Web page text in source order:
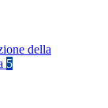
della
5